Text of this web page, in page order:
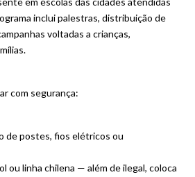
inclui palestras, distribuição de
voltadas a crianças,
com segurança:
de postes, fios elétricos ou
ou linha chilena — além de ilegal, coloca